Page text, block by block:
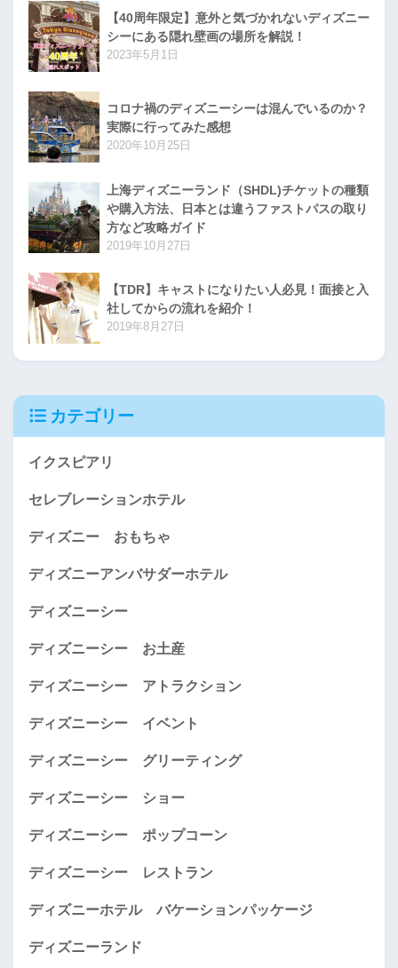
【40周年限定】意外と気づかれないディズニー
シーにある隠れ壁画の場所を解説！
2023年5月1日
コロナ禍のディズニーシーは混んでいるのか？
実際に行ってみた感想
2020年10月25日
上海ディズニーランド（SHDL)チケットの種類
や購入方法、日本とは違うファストパスの取り
方など攻略ガイド
2019年10月27日
【TDR】キャストになりたい人必見！面接と入
社してからの流れを紹介！
2019年8月27日
カテゴリー
イクスピアリ
セレブレーションホテル
ディズニー おもちゃ
ディズニーアンバサダーホテル
ディズニーシー
ディズニーシー お土産
ディズニーシー アトラクション
ディズニーシー イベント
ディズニーシー グリーティング
ディズニーシー ショー
ディズニーシー ポップコーン
ディズニーシー レストラン
ディズニーホテル バケーションパッケージ
ディズニーランド